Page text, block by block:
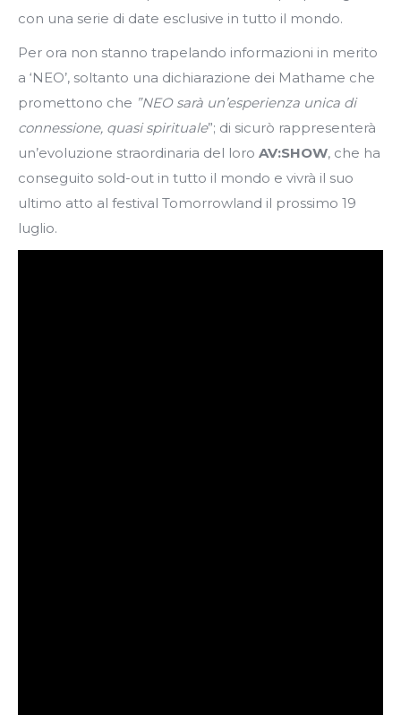
con una serie di date esclusive in tutto il mondo.
Per ora non stanno trapelando informazioni in merito
a ‘NEO’, soltanto una dichiarazione dei Mathame che
promettono che ”NEO sarà un’esperienza unica di
connessione, quasi spirituale”; di sicurò rappresenterà
un’evoluzione straordinaria del loro AV:SHOW, che ha
conseguito sold-out in tutto il mondo e vivrà il suo
ultimo atto al festival Tomorrowland il prossimo 19
luglio.